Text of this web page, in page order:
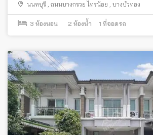
นนทบุรี , ถนนบางกรวย ไทรน้อย , บางบัวทอง
3 ห้องนอน 2 ห้องน้ำ 1 ที่จอดรถ